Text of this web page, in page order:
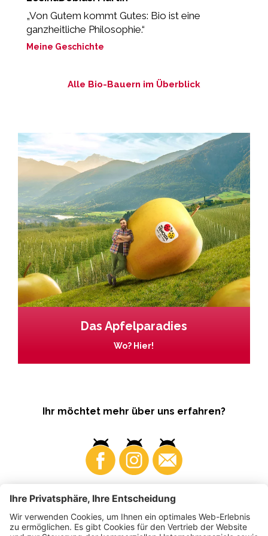
„Von Gutem kommt Gutes: Bio ist eine
ganzheitliche Philosophie.“
Meine Geschichte
Alle Bio-Bauern im Überblick
Das Apfelparadies
Wo? Hier!
Ihr möchtet mehr über uns erfahren?
Business Produzenten